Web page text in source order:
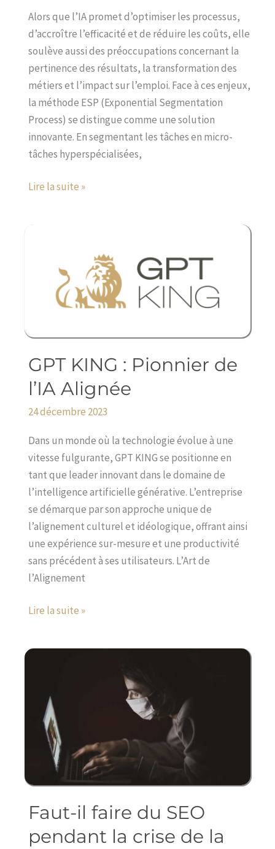
Alors que l’IA promet d’optimiser les processus,
d’accroître l’efficacité et de réduire les coûts, elle
soulève aussi des préoccupations concernant la
pertinence des résultats, la transformation des
métiers et l’impact sur l’emploi. Face à ces enjeux,
la méthode ESP (Exponential Segmentation
Process) se distingue comme une solution
innovante. En segmentant les tâches en micro-
tâches hyperspécialisées,
l’optimisation
des
processus
Lire la suite »
GPT KING : Pionnier de
l’IA Alignée
24 décembre 2023
Dans un monde où la technologie évolue à une
vitesse fulgurante, GPT KING se positionne en
tant que leader innovant dans le domaine de
l’intelligence artificielle générative. L’entreprise
se démarque par son approche unique de
l’alignement culturel et idéologique, offrant ainsi
une expérience sur-mesure et une productivité
sans précédent à ses utilisateurs. L’Art de
l’Alignement
GPT
KING
Pionnier
l’IA
Alignée
Lire la suite »
Faut-il faire du SEO
pendant la crise de la
Faut-
faire